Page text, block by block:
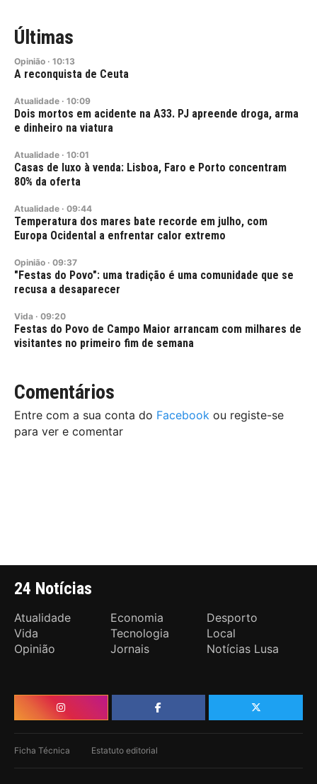
Últimas
Opinião · 10:13
A reconquista de Ceuta
Atualidade · 10:09
Dois mortos em acidente na A33. PJ apreende droga, arma
e dinheiro na viatura
Atualidade · 10:01
Casas de luxo à venda: Lisboa, Faro e Porto concentram
80% da oferta
Atualidade · 09:44
Temperatura dos mares bate recorde em julho, com
Europa Ocidental a enfrentar calor extremo
Opinião · 09:37
"Festas do Povo": uma tradição é uma comunidade que se
recusa a desaparecer
Vida · 09:20
Festas do Povo de Campo Maior arrancam com milhares de
visitantes no primeiro fim de semana
Comentários
Entre com a sua conta do Facebook ou registe-se
para ver e comentar
24 Notícias
Atualidade Economia
Desporto
Vida
Tecnologia
Local
Opinião
Jornais Notícias Lusa
Ficha Técnica Estatuto editorial